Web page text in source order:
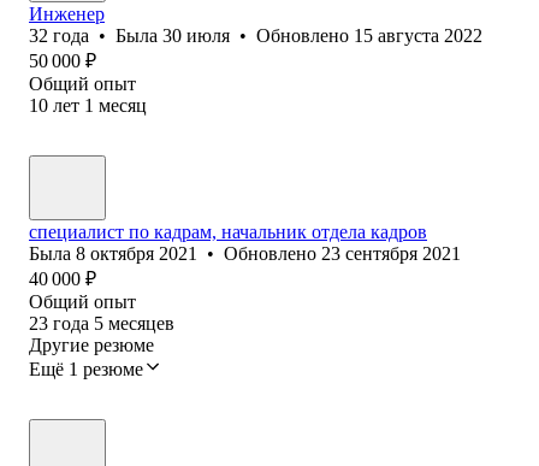
Инженер
32 года • Была 30 июля • Обновлено 15 августа 2022
50 000 ₽
Общий опыт
10 лет 1 месяц
специалист по кадрам, начальник отдела кадров
Была 8 октября 2021 • Обновлено 23 сентября 2021
40 000 ₽
Общий опыт
23 года 5 месяцев
Другие резюме
Ещё 1 резюме